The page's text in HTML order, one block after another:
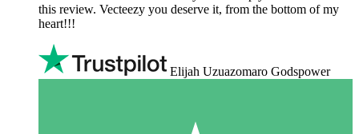
this review. Vecteezy you deserve it, from the bottom of my
heart!!!
Elijah Uzuazomaro Godspower